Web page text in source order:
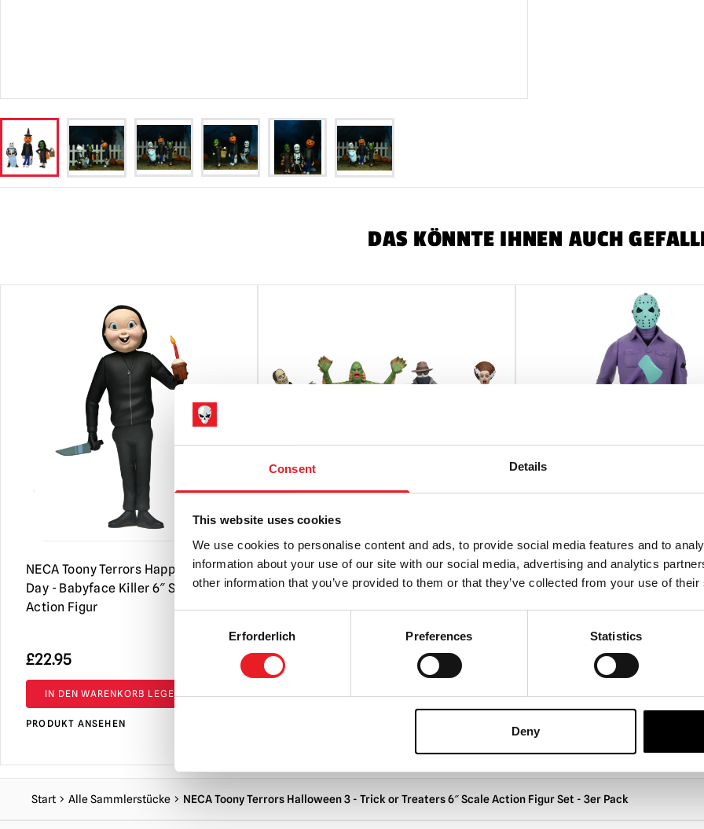
Consent Details
This website uses cookies
We use cookies to personalise content and ads, to provide social media features and to
information about your use of our site with our social media, advertising and analytics
other information that you’ve provided to them or that they’ve collected from your use of
Erforderlich Preferences Statistics
Deny
DAS KÖNNTE IHNEN AUCH
NECA Toony Terrors Happy Death
Day - Babyface Killer 6″ Scale
Action Figur
£22.95
IN DEN WARENKORB LEGEN
PRODUKT ANSEHEN
NECA Toony Terrors Universal
Monsters - 6″ Scale Action Figur
Set (Serie 12)
£
IN DEN WARENKORB LEGEN
NECA Toony Terrors Friday
13th: Das Spiel – Retro
Voorhees 15 cm Actionfigur
IN DEN WARENKORB LEGEN
Start Alle Sammlerstücke NECA Toony Terrors Halloween 3 - Trick or Treaters 6″ Scale Action Figur Set - 3er Pack